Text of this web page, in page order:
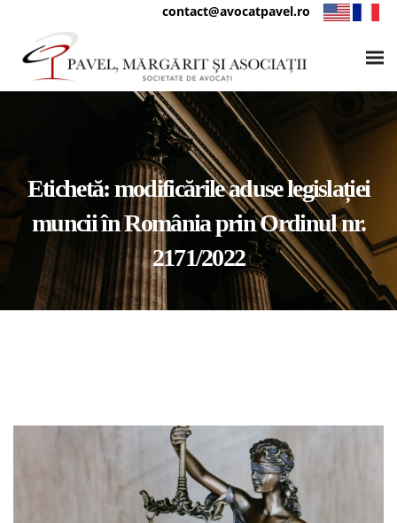
contact@avocatpavel.ro
Etichetă:modificările aduse legislației
muncii în România prin Ordinul nr.
2171/2022